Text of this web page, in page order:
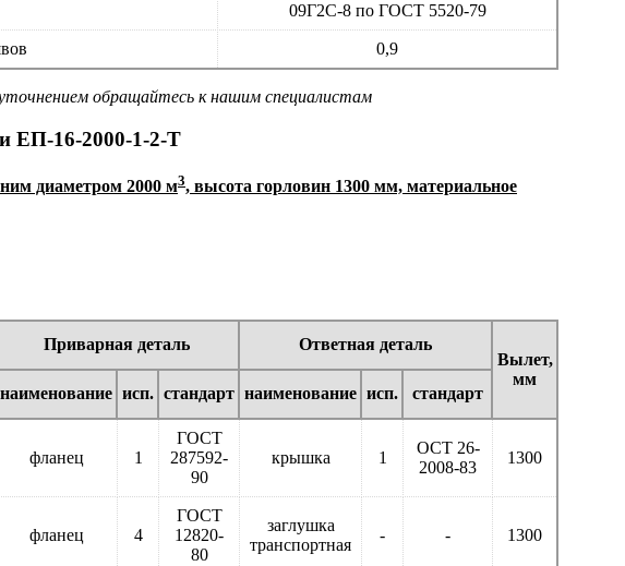
09Г2С-8 по ГОСТ 5520-79
0,9
обращайтесь к нашим специалистам
ЕП-16-2000-1-2-Т
диаметром 2000 м3, высота горловин 1300 мм, материальное
Приварная деталь
Ответная деталь
Вылет,
мм
наименование исп. стандарт наименование исп. стандарт
фланец 1
ГОСТ
287592-
90
крышка 1
ОСТ 26-
2008-83
1300
фланец 4
ГОСТ
12820-
80
заглушка
транспортная
- - 1300